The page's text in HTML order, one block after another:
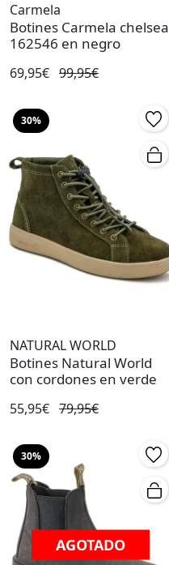
Carmela
Botines Carmela chelsea
162546 en negro
69,95€ 99,95€
30%
NATURAL WORLD
Botines Natural World
con cordones en verde
55,95€ 79,95€
30%
AGOTADO